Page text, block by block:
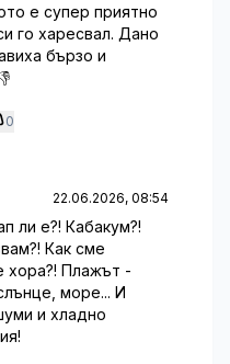
е супер приятно
го харесвал. Дано
бързо и
0
22.06.2026, 08:54
ли е?! Кабакум?!
Как сме
хора?! Плажът -
море... И
и хладно